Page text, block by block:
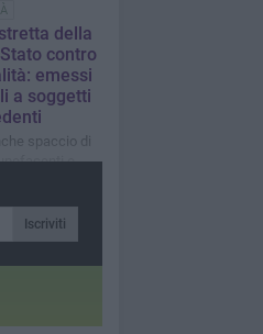
della
contro
emessi
a soggetti
spaccio di
e
Iscriviti